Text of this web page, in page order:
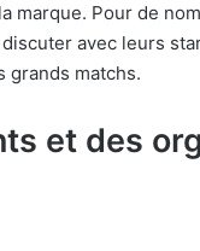
marque. Pour de
avec leurs
grands matchs.
et des